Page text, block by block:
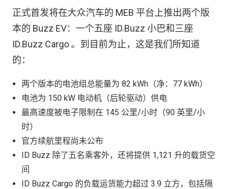
正式首发将在大众汽车的 MEB 平台上推出两个版
本的 Buzz EV：一个五座 ID.Buzz 小巴和三座
ID.Buzz Cargo 。到目前为止，这是我们所知道
的：
两个版本的电池组总能量为 82 kWh（净：77 kWh）
电池为 150 kW 电动机（后轮驱动）供电
最高速度被电子限制在 145 公里/小时（90 英里/小
时）
官方续航里程尚未公布
ID Buzz 除了五名乘客外，还将提供 1,121 升的载货空
间
ID Buzz Cargo 的负载运货能力超过 3.9 立方，包括隔